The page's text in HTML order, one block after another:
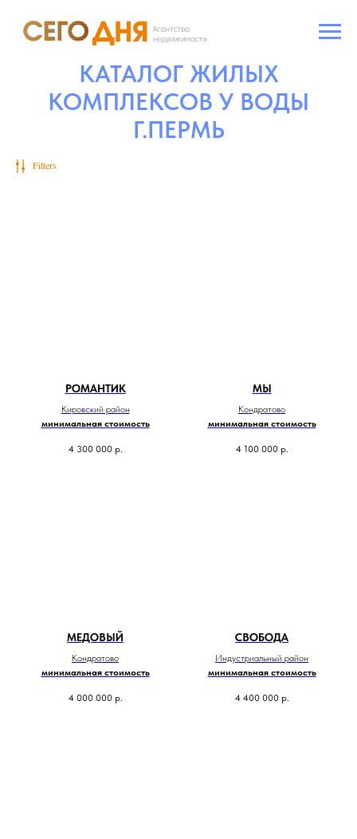
КАТАЛОГ ЖИЛЫХ
КОМПЛЕКСОВ У ВОДЫ
Г.ПЕРМЬ
Filters
РОМАНТИК
Кировский район
минимальная стоимость
4 300 000 р.
МЫ
Кондратово
минимальная стоимость
4 100 000 р.
МЕДОВЫЙ
Кондратово
минимальная стоимость
4 000 000 р.
СВОБОДА
Индустриальный район
минимальная стоимость
4 400 000 р.